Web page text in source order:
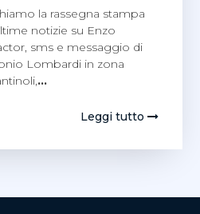
la rassegna stampa
notizie su Enzo
sms e messaggio di
Lombardi in zona
…
Leggi tutto